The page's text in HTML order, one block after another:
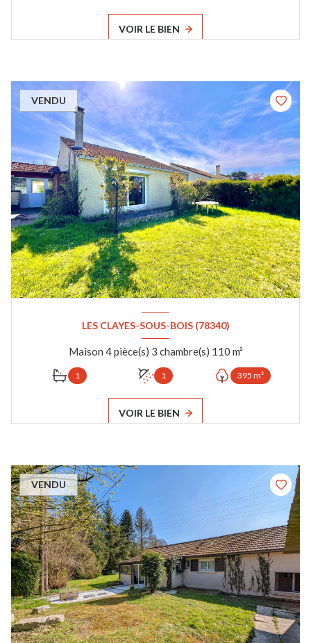
VOIR LE BIEN
VENDU
LES CLAYES-SOUS-BOIS (78340)
Maison 4 pièce(s) 3 chambre(s) 110 m²
1 1 395 m²
VOIR LE BIEN
VENDU